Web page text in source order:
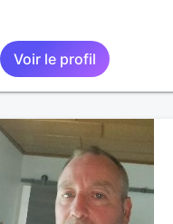
Voir le profil